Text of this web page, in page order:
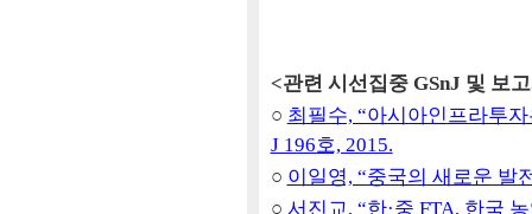
<관련 시선집중 GSnJ 및 보
○ 최필수, “아시아인프라투
J 196호, 2015.
○ 이일영, “중국의 새로운 발
○ 서진교, “한·중 FTA, 한국